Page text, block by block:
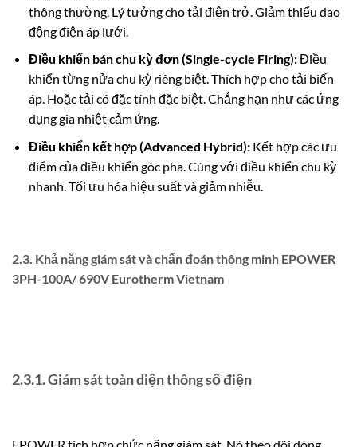
thông thường. Lý tưởng cho tải điện trở. Giảm thiểu dao
động điện áp lưới.
Điều khiển bán chu kỳ đơn (Single-cycle Firing):Điều
khiển từng nửa chu kỳ riêng biệt. Thích hợp cho tải biến
áp. Hoặc tải có đặc tính đặc biệt. Chẳng hạn như các ứng
dụng gia nhiệt cảm ứng.
Điều khiển kết hợp (Advanced Hybrid):Kết hợp các ưu
điểm của điều khiển góc pha. Cùng với điều khiển chu kỳ
nhanh. Tối ưu hóa hiệu suất và giảm nhiễu.
2.3. Khả năng giám sát và chẩn đoán thông minh EPOWER
3PH-100A/ 690V Eurotherm Vietnam
2.3.1. Giám sát toàn diện thông số điện